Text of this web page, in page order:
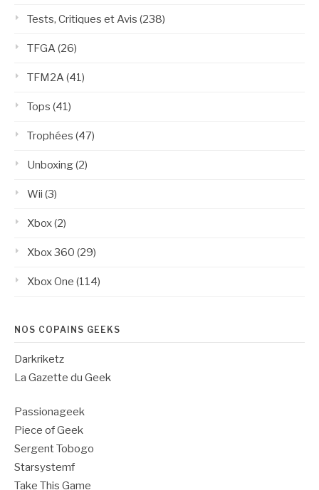
Tests, Critiques et Avis (238)
TFGA (26)
TFM2A (41)
Tops (41)
Trophées (47)
Unboxing(2)
Wii (3)
Xbox(2)
Xbox 360 (29)
Xbox One (114)
NOS COPAINS GEEKS
Darkriketz
La Gazette du Geek
Passionageek
Piece of Geek
Sergent Tobogo
Starsystemf
Take This Game